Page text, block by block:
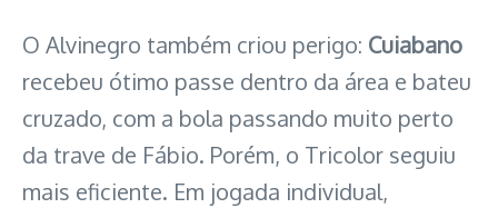
O Alvinegro também criou perigo: Cuiabano
recebeu ótimo passe dentro da área e bateu
cruzado, com a bola passando muito perto
da trave de Fábio. Porém, o Tricolor seguiu
mais eficiente. Em jogada individual,